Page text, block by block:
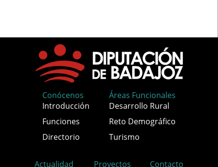
Conócenos
Introducción
Funciones
Directorio
Áreas Funcionales
Desarrollo Rural
Reto Demográfico
Turismo
Actualidad Proyectos Contacto